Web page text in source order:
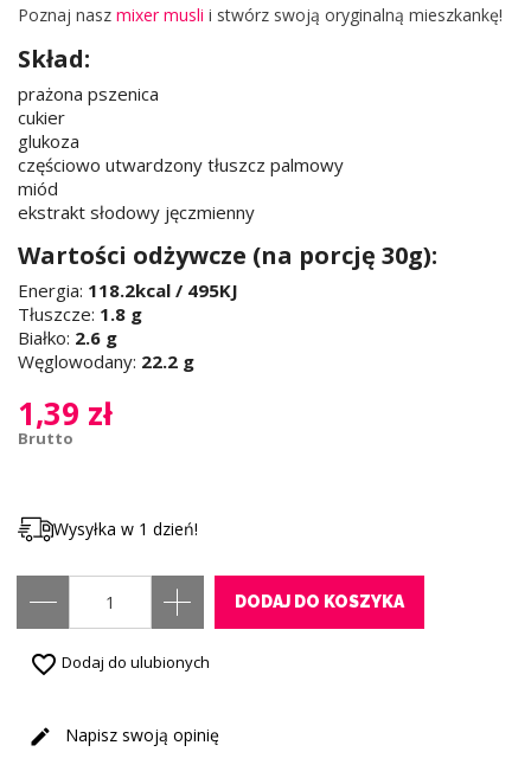
Poznaj nasz mixer musli i stwórz swoją oryginalną mieszkankę!
Skład:
prażona pszenica
cukier
glukoza
częściowo utwardzony tłuszcz palmowy
miód
ekstrakt słodowy jęczmienny
Wartości odżywcze (na porcję 30g):
Energia: 118.2kcal / 495KJ
Tłuszcze: 1.8 g
Białko: 2.6 g
Węglowodany: 22.2 g
1,39 zł
Brutto
Wysyłka w 1 dzień!
DODAJ DO KOSZYKA
favorite_border Dodaj do ulubionych
Napisz swoją opinię